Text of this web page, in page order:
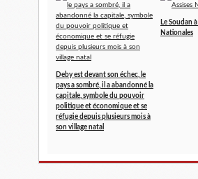
Deby est devant son échec, le
pays a sombré, il a abandonné la
capitale, symbole du pouvoir
politique et économique et se
réfugie depuis plusieurs mois à
son village natal
Le Soudan
Nationales